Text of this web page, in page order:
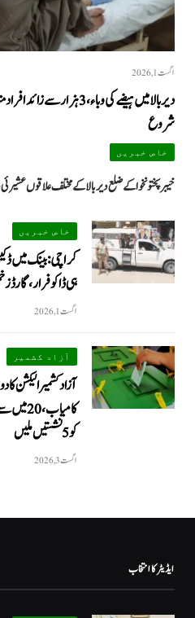
اگست 1, 2026
دیر بالا میں ہیضے کی وباء، 3
شروع
خاص خبریں
خیبرپختونخوا کے ضلع دیر بالا کے مختلف علاقوں
خاص خبریں
کراچی: بینک میں
ہی ڈاکو فرار، گارڈ
اگست 1, 2026
آزاد کشمیر
آزاد کشمیر
کو 5 نشستیں ملیں
اگست 3, 2026
ایڈیٹر کا انتخاب